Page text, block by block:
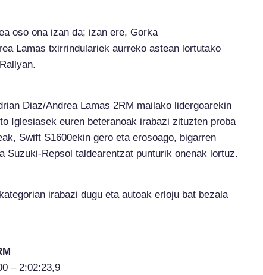
oso ona izan da; izan ere, Gorka
Lamas txirrindulariek aurreko astean lortutako
Diaz/Andrea Lamas 2RM mailako lidergoarekin
Iglesiasek euren beteranoak irabazi zituzten proba
Swift S1600ekin gero eta erosoago, bigarren
Suzuki-Repsol taldearentzat punturik onenak lortuz.
irabazi dugu eta autoak erloju bat bezala
– 2:02:23,9